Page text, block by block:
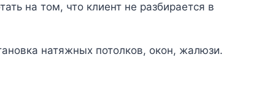
на том, что клиент не разбирается в
натяжных потолков, окон, жалюзи.